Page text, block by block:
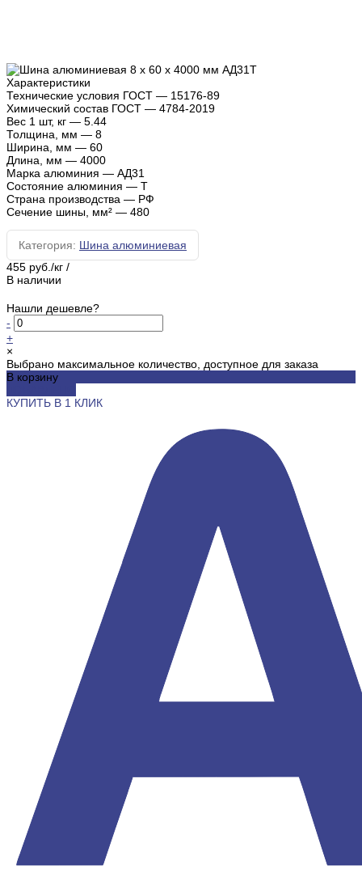
Характеристики
Технические условия ГОСТ — 15176-89
Химический состав ГОСТ — 4784-2019
Вес 1 шт, кг — 5.44
Толщина, мм — 8
Ширина, мм — 60
Длина, мм — 4000
Марка алюминия — АД31
Состояние алюминия — Т
Страна производства — РФ
Сечение шины, мм² — 480
Категория: Шина алюминиевая
455 руб./кг /
В наличии
Нашли дешевле?
-
+
×
Выбрано максимальное количество, доступное для заказа
В корзину
КУПИТЬ В 1 КЛИК